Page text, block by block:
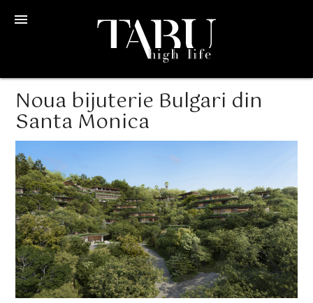
menu
Noua bijuterie Bulgari din
Santa Monica